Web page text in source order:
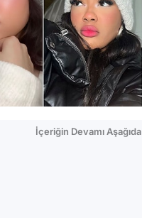
İçeriğin Devamı Aşağıda